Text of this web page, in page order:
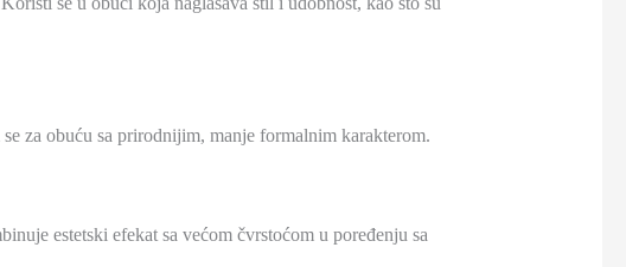
za obuću sa prirodnijim, manje formalnim karakterom.
estetski efekat sa većom čvrstoćom u poređenju sa